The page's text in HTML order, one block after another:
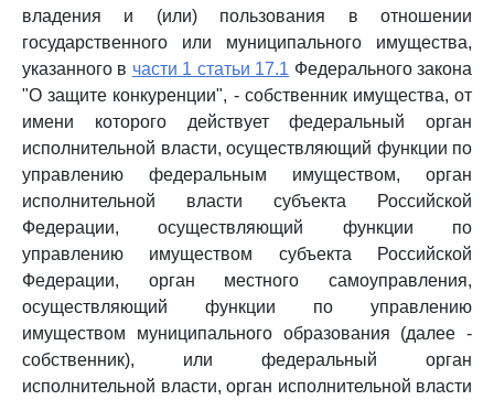
владения и (или) пользования в отношении
государственного или муниципального имущества,
указанного в части 1 статьи 17.1 Федерального закона
"О защите конкуренции", - собственник имущества, от
имени которого действует федеральный орган
исполнительной власти, осуществляющий функции по
управлению федеральным имуществом, орган
исполнительной власти субъекта Российской
Федерации, осуществляющий функции по
управлению имуществом субъекта Российской
Федерации, орган местного самоуправления,
осуществляющий функции по управлению
имуществом муниципального образования (далее -
собственник), или федеральный орган
исполнительной власти, орган исполнительной власти